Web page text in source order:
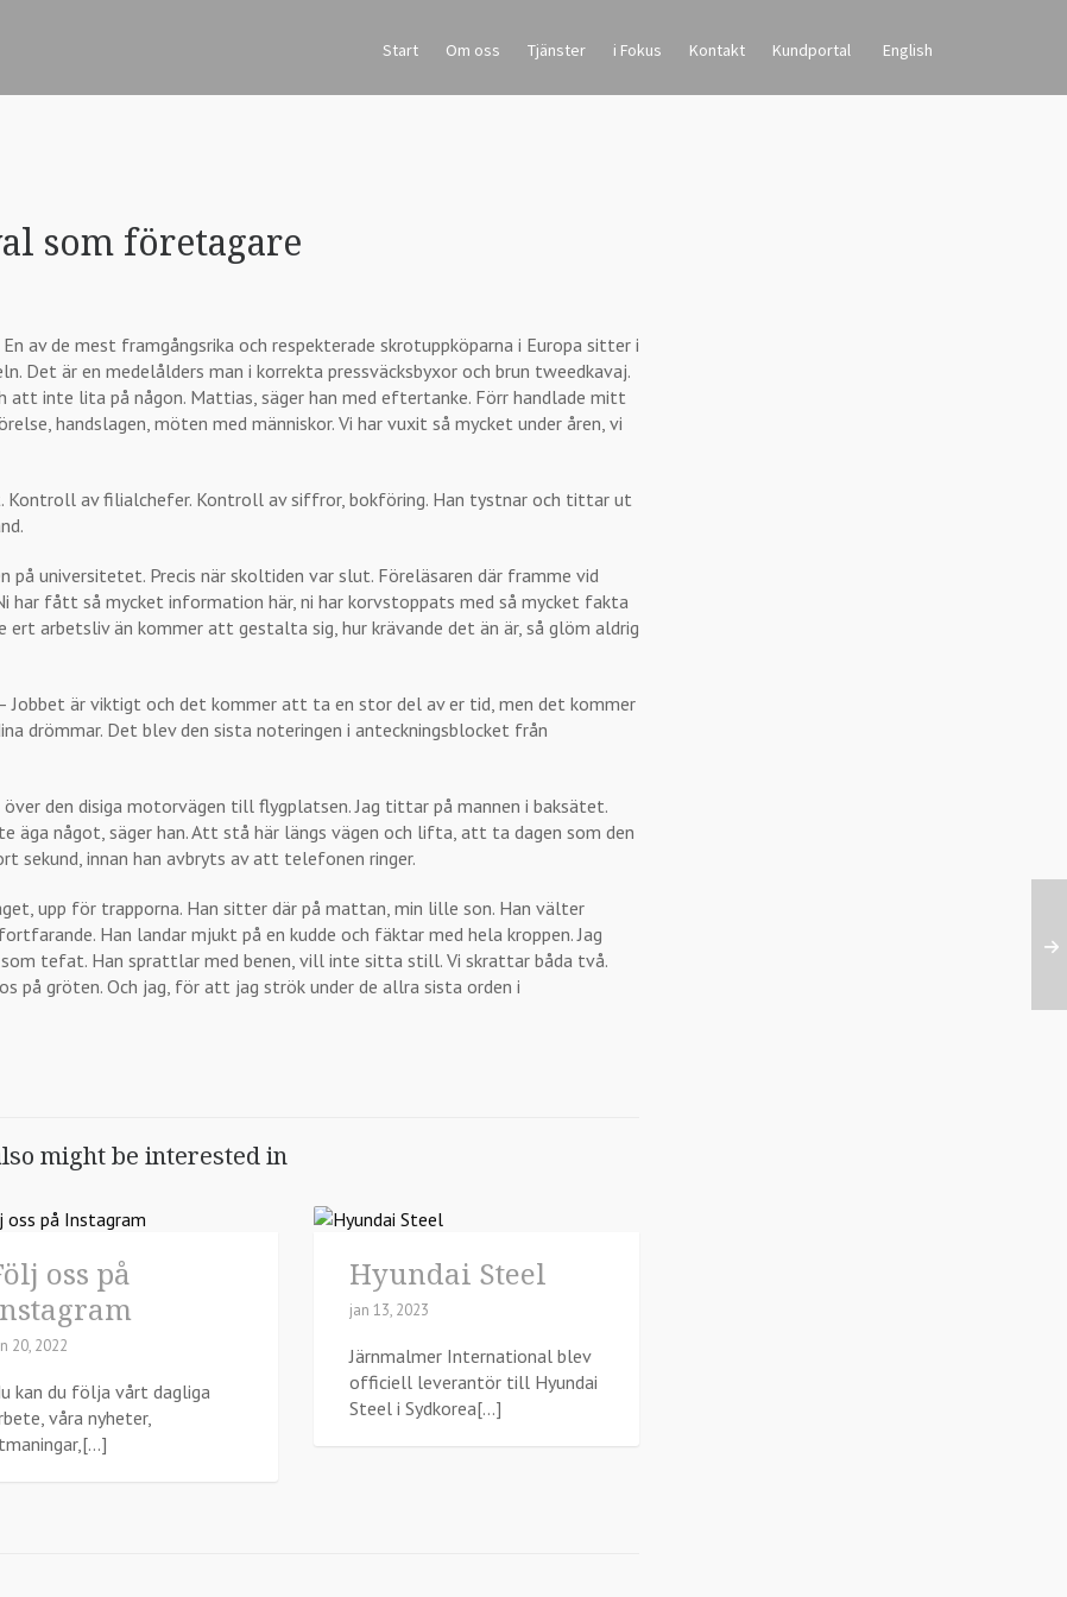
Start Om oss Tjänster i Fokus Kontakt Kundportal English
som företagare
av de mest framgångsrika och respekterade skrotuppköparna i Europa sitter i
Det är en medelålders man i korrekta pressväcksbyxor och brun tweedkavaj.
inte lita på någon. Mattias, säger han med eftertanke. Förr handlade mitt
handslagen, möten med människor. Vi har vuxit så mycket under åren, vi
Kontroll av filialchefer. Kontroll av siffror, bokföring. Han tystnar och tittar ut
på universitetet. Precis när skoltiden var slut. Föreläsaren där framme vid
har fått så mycket information här, ni har korvstoppats med så mycket fakta
ert arbetsliv än kommer att gestalta sig, hur krävande det än är, så glöm aldrig
Jobbet är viktigt och det kommer att ta en stor del av er tid, men det kommer
drömmar. Det blev den sista noteringen i anteckningsblocket från
den disiga motorvägen till flygplatsen. Jag tittar på mannen i baksätet.
något, säger han. Att stå här längs vägen och lifta, att ta dagen som den
sekund, innan han avbryts av att telefonen ringer.
upp för trapporna. Han sitter där på mattan, min lille son. Han välter
Han landar mjukt på en kudde och fäktar med hela kroppen. Jag
tefat. Han sprattlar med benen, vill inte sitta still. Vi skrattar båda två.
på gröten. Och jag, för att jag strök under de allra sista orden i
might be interested in
oss på
20, 2022
kan du följa vårt dagliga
våra nyheter,
Hyundai Steel
jan 13, 2023
Järnmalmer International blev
officiell leverantör till Hyundai
Steel i Sydkorea[...]